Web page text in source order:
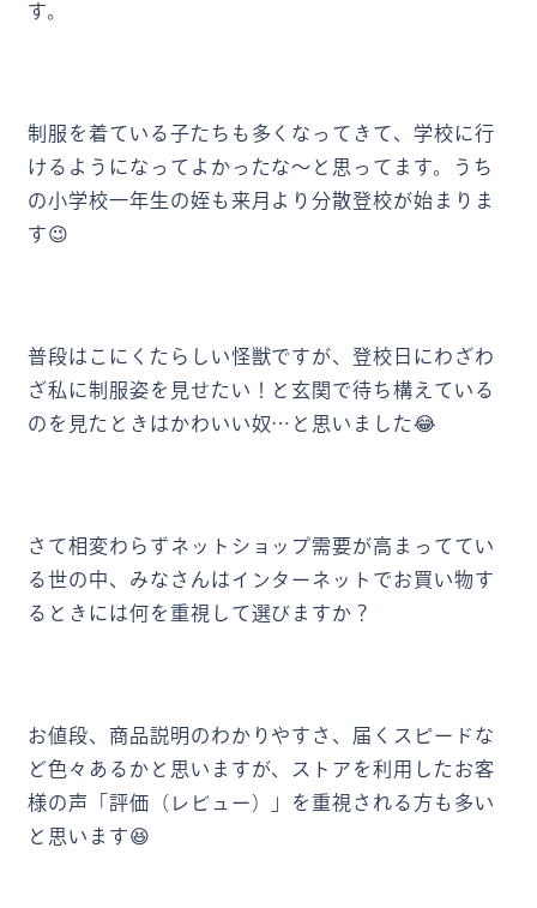
す。
制服を着ている子たちも多くなってきて、学校に行
けるようになってよかったな～と思ってます。うち
の小学校一年生の姪も来月より分散登校が始まりま
す😉
普段はこにくたらしい怪獣ですが、登校日にわざわ
ざ私に制服姿を見せたい！と玄関で待ち構えている
のを見たときはかわいい奴…と思いました😂
さて相変わらずネットショップ需要が高まっててい
る世の中、みなさんはインターネットでお買い物す
るときには何を重視して選びますか？
お値段、商品説明のわかりやすさ、届くスピードな
ど色々あるかと思いますが、ストアを利用したお客
様の声「評価（レビュー）」を重視される方も多い
と思います😆